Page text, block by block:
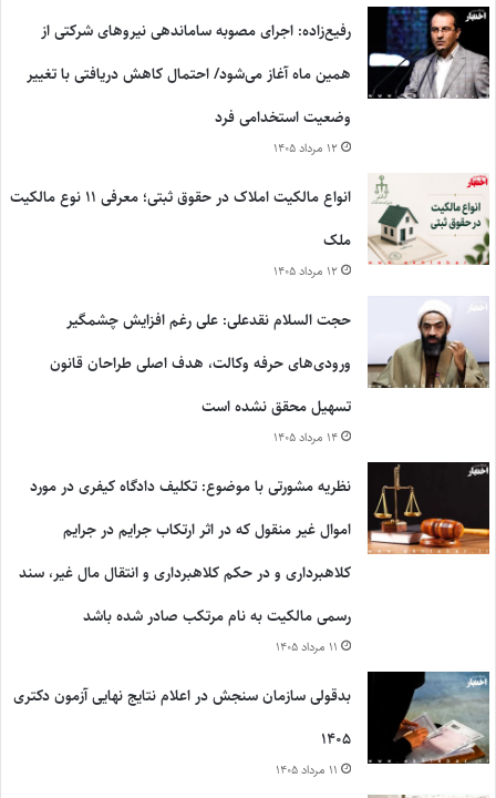
رفیع‌زاده: اجرای مصوبه ساماندهی نیروهای شرکتی از
همین ماه آغاز می‌شود/ احتمال کاهش دریافتی با تغییر
وضعیت استخدامی فرد
۱۲ مرداد ۱۴۰۵
انواع مالکیت املاک در حقوق ثبتی؛ معرفی ۱۱ نوع مالکیت
ملک
۱۲ مرداد ۱۴۰۵
حجت السلام نقدعلی: علی رغم افزایش چشمگیر
ورودی‌های حرفه وکالت، هدف اصلی طراحان قانون
تسهیل محقق نشده است
۱۴ مرداد ۱۴۰۵
نظریه مشورتی با موضوع: تکلیف دادگاه کیفری در مورد
اموال غیر منقول که در اثر ارتکاب جرایم در جرایم
کلاهبرداری و در حکم کلاهبرداری و انتقال مال غیر، سند
رسمی مالکیت به نام مرتکب صادر شده باشد
۱۱ مرداد ۱۴۰۵
بدقولی سازمان سنجش در اعلام نتایج نهایی آزمون دکتری
۱۴۰۵
۱۱ مرداد ۱۴۰۵